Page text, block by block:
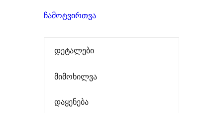
ჩამოტვირთვა
დეტალები
მიმოხილვა
დაყენება